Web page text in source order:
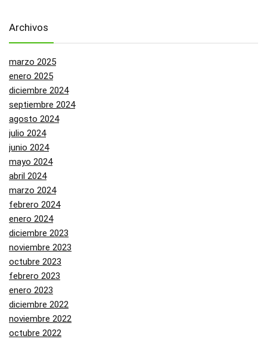
Archivos
marzo 2025
enero 2025
diciembre 2024
septiembre 2024
agosto 2024
julio 2024
junio 2024
mayo 2024
abril 2024
marzo 2024
febrero 2024
enero 2024
diciembre 2023
noviembre 2023
octubre 2023
febrero 2023
enero 2023
diciembre 2022
noviembre 2022
octubre 2022